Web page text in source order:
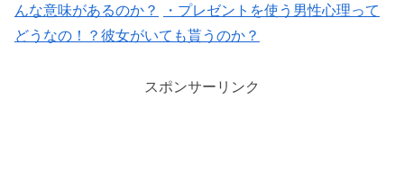
んな意味があるのか？
・プレゼントを使う男性心理って
どうなの！？彼女がいても貰うのか？
スポンサーリンク